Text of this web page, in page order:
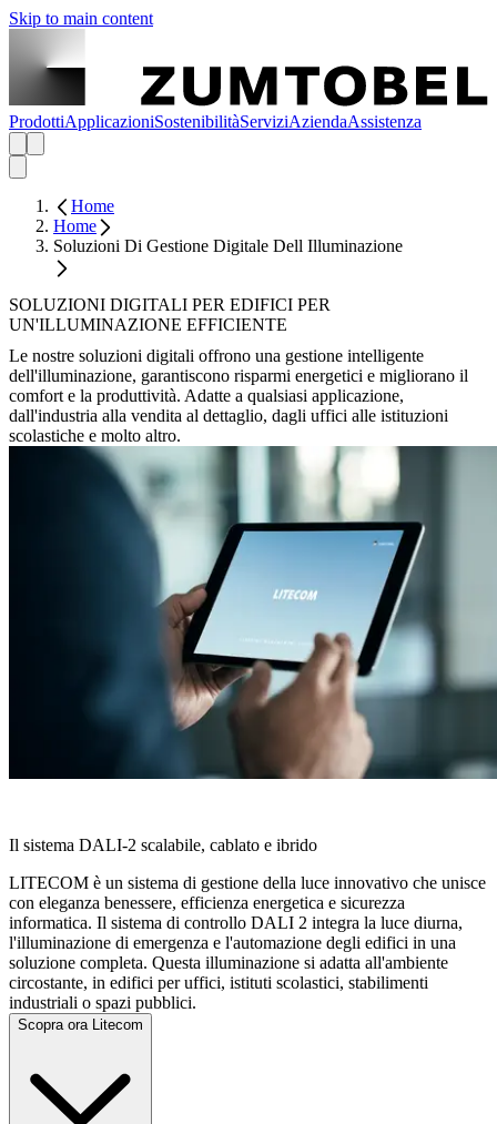
Skip to main content
ProdottiApplicazioniSostenibilitàServiziAziendaAssistenza
Home
Home
Soluzioni Di Gestione Digitale Dell Illuminazione
SOLUZIONI DIGITALI PER EDIFICI PER
UN'ILLUMINAZIONE EFFICIENTE
Le nostre soluzioni digitali offrono una gestione intelligente
dell'illuminazione, garantiscono risparmi energetici e migliorano il
comfort e la produttività. Adatte a qualsiasi applicazione,
dall'industria alla vendita al dettaglio, dagli uffici alle istituzioni
scolastiche e molto altro.
Il sistema DALI-2 scalabile, cablato e ibrido
LITECOM è un sistema di gestione della luce innovativo che unisce
con eleganza benessere, efficienza energetica e sicurezza
informatica. Il sistema di controllo DALI 2 integra la luce diurna,
l'illuminazione di emergenza e l'automazione degli edifici in una
soluzione completa. Questa illuminazione si adatta all'ambiente
circostante, in edifici per uffici, istituti scolastici, stabilimenti
industriali o spazi pubblici.
Scopra ora Litecom